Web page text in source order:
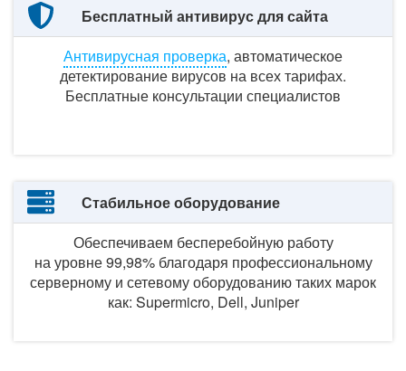
Бесплатный антивирус для сайта
Антивирусная проверка, автоматическое
детектирование вирусов на всех тарифах.
Бесплатные консультации специалистов
Стабильное оборудование
Обеспечиваем бесперебойную работу
на уровне 99,98%благодаря профессиональному
серверному и сетевомуоборудованию таких марок
как: Supermicro, Dell, Juniper